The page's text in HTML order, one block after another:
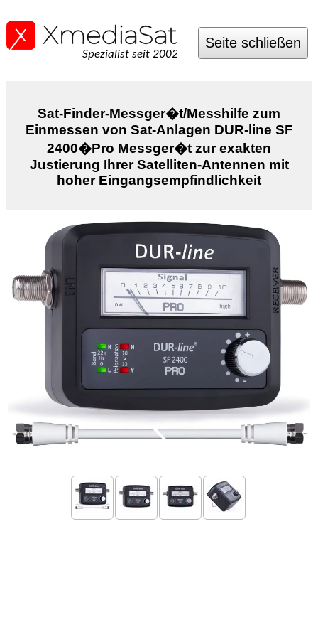
Spezialist seit 2002
Seite schließen
Sat-Finder-Messger�t/Messhilfe zum
Einmessen von Sat-Anlagen DUR-line SF
2400�Pro Messger�t zur exakten
Justierung Ihrer Satelliten-Antennen mit
hoher Eingangsempfindlichkeit